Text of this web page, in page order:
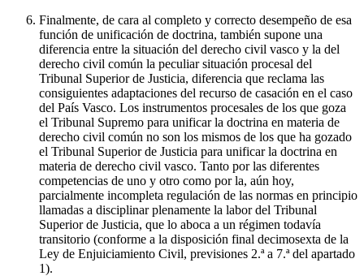
Finalmente, de cara al completo y correcto desempeño de esa
función de unificación de doctrina, también supone una
diferencia entre la situación del derecho civil vasco y la del
derecho civil común la peculiar situación procesal del
Tribunal Superior de Justicia, diferencia que reclama las
consiguientes adaptaciones del recurso de casación en el caso
del País Vasco. Los instrumentos procesales de los que goza
el Tribunal Supremo para unificar la doctrina en materia de
derecho civil común no son los mismos de los que ha gozado
el Tribunal Superior de Justicia para unificar la doctrina en
materia de derecho civil vasco. Tanto por las diferentes
competencias de uno y otro como por la, aún hoy,
parcialmente incompleta regulación de las normas en principio
llamadas a disciplinar plenamente la labor del Tribunal
Superior de Justicia, que lo aboca a un régimen todavía
transitorio (conforme a la disposición final decimosexta de la
Ley de Enjuiciamiento Civil, previsiones 2.ª a 7.ª del apartado
1).